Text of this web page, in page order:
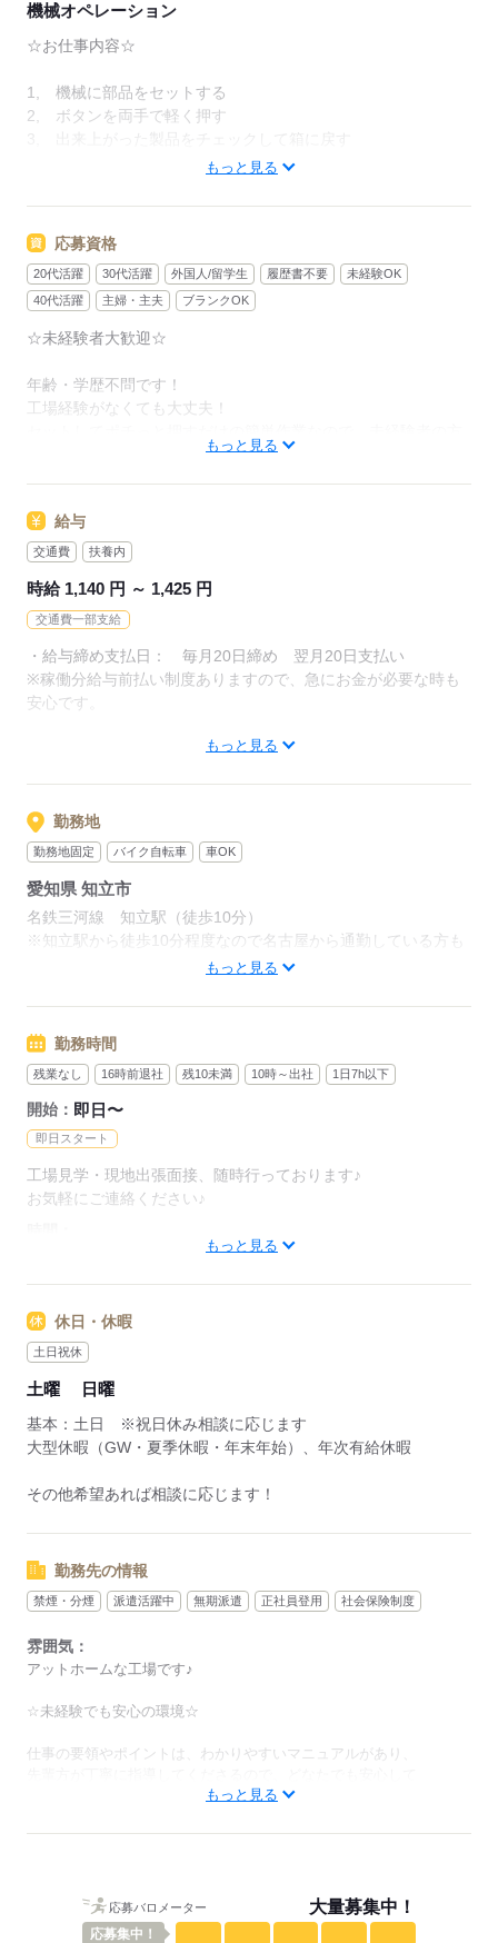
機械オペレーション
☆お仕事内容☆
1, 機械に部品をセットする
2, ボタンを両手で軽く押す
もっと見る
応募資格
20代活躍 30代活躍 外国人/留学生 履歴書不要
未経験OK
40代活躍
主婦・主夫 ブランクOK
☆未経験者大歓迎☆
年齢・学歴不問です！
工場経験がなくても大丈夫！
もっと見る
給与
交通費 扶養内
時給 1,140 円 ～ 1,425 円
交通費一部支給
・給与締め支払日： 毎月20日締め 翌月20日支払い
※稼働分給与前払い制度ありますので、急にお金が必要な時も
安心です。
・交通費別途支給（会社規定あり）
随時、出張面接・工場見学実施してますヽ（＾o＾）丿
もっと見る
勤務地
勤務地固定 バイク自転車 車OK
愛知県 知立市
名鉄三河線 知立駅（徒歩10分）
※知立駅から徒歩10分程度なので名古屋から通勤している方も
応募する
もっと見る
勤務時間
残業なし 16時前退社 残10未満 10時～出社 1日7h以下
開始： 即日〜
即日スタート
工場見学・現地出張面接、随時行っております♪
お気軽にご連絡ください♪
8：00~17：10/9：00～17：10/9：00～15：00/8：00～15：00
などなど、希望の時間帯を選択できます！
午前休憩10分（お昼休憩12：10~13：00）午後休憩10分
※随時、出張面接・工場見学実施しています♪
応募する
もっと見る
休日・休暇
土日祝休
土曜 日曜
基本：土日 ※祝日休み相談に応じます
大型休暇（GW・夏季休暇・年末年始）、年次有給休暇
その他希望あれば相談に応じます！
勤務先の情報
禁煙・分煙 派遣活躍中 無期派遣 正社員登用 社会保険制度
雰囲気：
アットホームな工場です♪
☆未経験でも安心の環境☆
仕事の要領やポイントは、わかりやすいマニュアルがあり、
ご応募いただけます（＾＾）もっと見る
応募バロメーター 大量募集中！
応募集中！